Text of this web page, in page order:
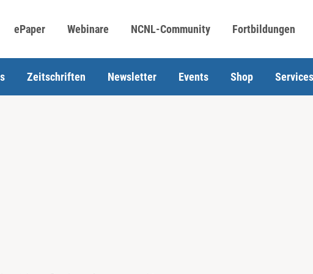
ePaper Webinare NCNL-Community Fortbildungen
Zeitschriften Newsletter Events Shop Services